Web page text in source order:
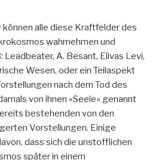
alle diese Kraftfelder des
wahrnehmen und
Leadbeater, A. Besant, Elivas Levi,
Wesen, oder ein Teilaspekt
nach dem Tod des
von ihnen «Seele» genannt
bestehenden von den
Vorstellungen. Einige
dass sich die unstofflichen
später in einem